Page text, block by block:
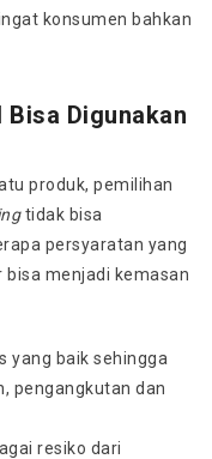
konsumen bahkan
Digunakan
produk, pemilihan
tidak bisa
persyaratan yang
bisa menjadi kemasan
yang baik sehingga
pengangkutan dan
resiko dari